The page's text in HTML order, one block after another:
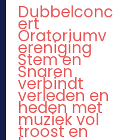
Dubbelconc
ert
Oratoriumv
ereniging
Stem en
Snaren
verbindt
verleden en
heden met
muziek vol
troost en